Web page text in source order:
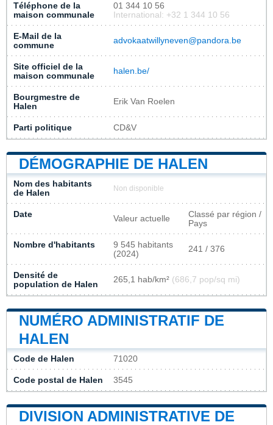
Téléphone de la
maison communale
01 344 10 56
International: +32 1 344 10 56
E-Mail de la
commune
advokaatwillyneven@pandora.be
Site officiel de la
maison communale
halen.be/
Bourgmestre de
Halen
Erik Van Roelen
Parti politique CD&V
DÉMOGRAPHIE DE HALEN
Nom des habitants
de Halen
Non disponible
Date Valeur actuelle
Classé par région /
Pays
Nombre d'habitants
9 545 habitants
(2024)
241 / 376
Densité de
population de Halen
265,1 hab/km² (686,7 pop/sq mi)
NUMÉRO ADMINISTRATIF DE
HALEN
Code de Halen 71020
Code postal de Halen 3545
DIVISION ADMINISTRATIVE DE